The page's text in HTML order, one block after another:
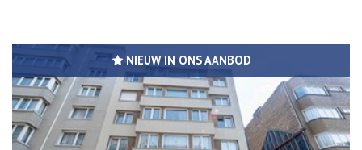
NIEUW IN ONS AANBOD